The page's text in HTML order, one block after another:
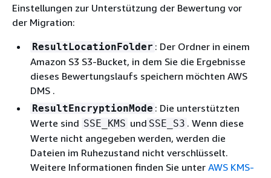
Einstellungen zur Unterstützung der Bewertung vor
der Migration:
ResultLocationFolder : Der Ordner in einem
Amazon S3 S3-Bucket, in dem Sie die Ergebnisse
dieses Bewertungslaufs speichern möchten AWS
DMS .
ResultEncryptionMode : Die unterstützten
Werte sind SSE_KMS und SSE_S3 . Wenn diese
Werte nicht angegeben werden, werden die
Dateien im Ruhezustand nicht verschlüsselt.
Weitere Informationen finden Sie unter AWS KMS-